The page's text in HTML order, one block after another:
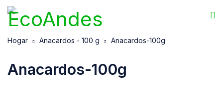
Hogar Anacardos - 100 g Anacardos-100g
Anacardos-100g